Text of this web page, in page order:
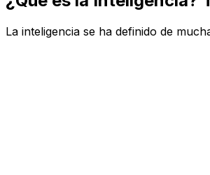
La inteligencia se ha definido de